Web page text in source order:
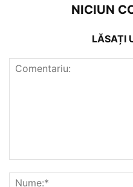
NICIUN
LĂSAȚI